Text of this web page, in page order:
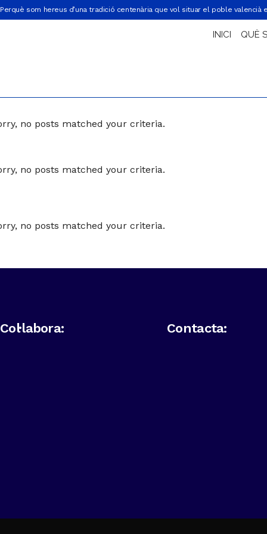
Perquè som hereus d’una tradició centenària que vol situar el poble valencià
INICI QUÈ
no posts matched your criteria.
no posts matched your criteria.
no posts matched your criteria.
Col·labora: Contacta: